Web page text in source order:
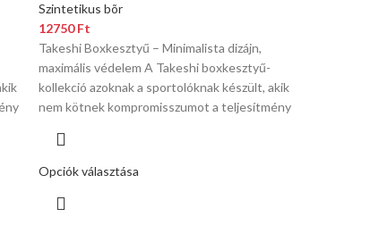
Szintetikus bõr
12750Ft
Takeshi Boxkesztyű – Minimalista dizájn,
maximális védelem A Takeshi boxkesztyű-
kollekció azoknak a sportolóknak készült, akik
nem kötnek kompromisszumot a teljesítmény
Opciók választása